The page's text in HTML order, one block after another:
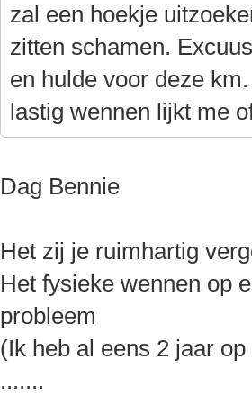
zal een hoekje
zitten schamen.
en hulde voor deze
lastig wennen lijkt me
Dag Bennie
Het zij je ruimhartig
Het fysieke wennen op
probleem
(Ik heb al eens 2 jaar
.......